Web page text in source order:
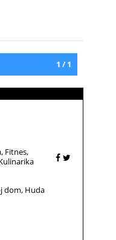
1 / 1
Fitnes
dom Huda